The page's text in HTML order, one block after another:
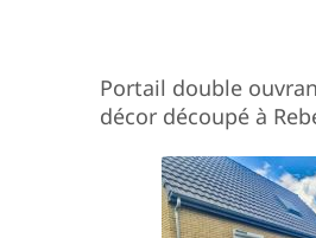
Portail double
décor découpé à